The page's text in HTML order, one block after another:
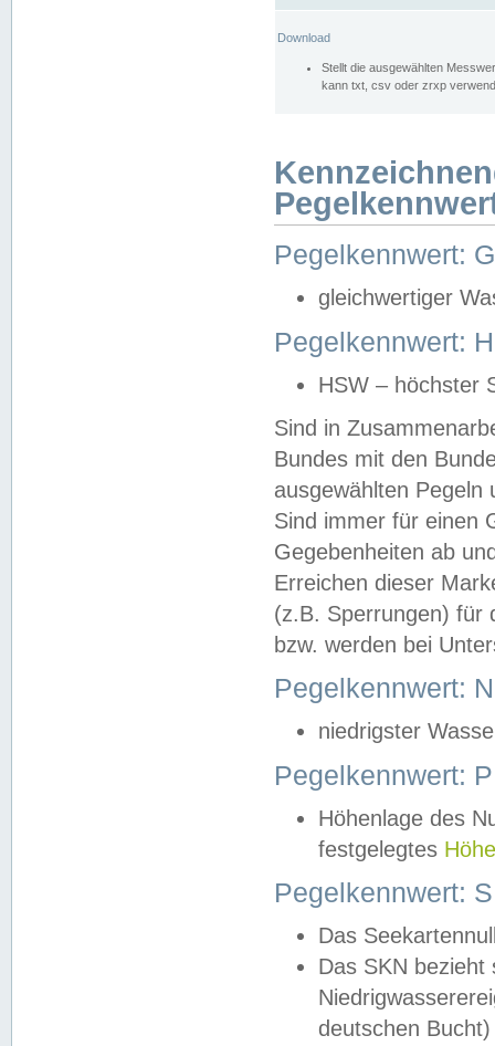
Download
Stellt die ausgewählten
kann txt, csv oder zrxp
Pegelkennwert:
gleichwertiger
Pegelkennwert:
HSW – höchster
Sind in
Bundes mit den
ausgewählten
Sind immer für einen
Gegebenheiten ab
Erreichen dieser
(z.B. Sperrungen) für
bzw. werden bei
Pegelkennwert:
niedrigster
Pegelkennwert:
Höhenlage des
festgelegtes
Pegelkennwert:
Das
Das SKN
deutschen